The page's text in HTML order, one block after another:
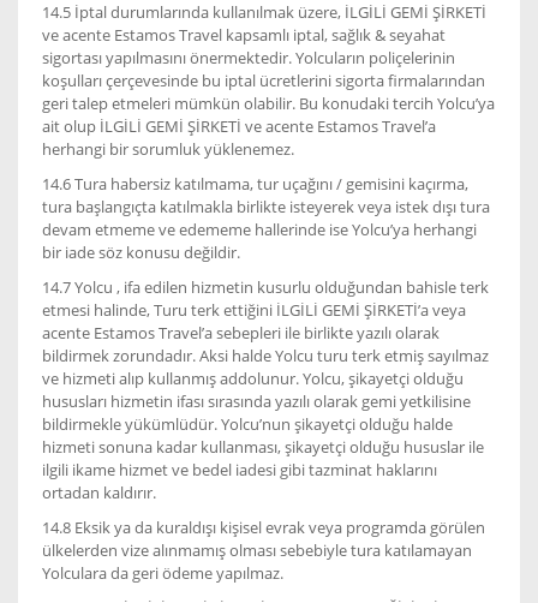
14.5 İptal durumlarında kullanılmak üzere, İLGİLİ GEMİ ŞİRKETİ
ve acente Estamos Travel kapsamlı iptal, sağlık & seyahat
sigortası yapılmasını önermektedir. Yolcuların poliçelerinin
koşulları çerçevesinde bu iptal ücretlerini sigorta firmalarından
geri talep etmeleri mümkün olabilir. Bu konudaki tercih Yolcu’ya
ait olup İLGİLİ GEMİ ŞİRKETİ ve acente Estamos Travel’a
herhangi bir sorumluk yüklenemez.
14.6 Tura habersiz katılmama, tur uçağını / gemisini kaçırma,
tura başlangıçta katılmakla birlikte isteyerek veya istek dışı tura
devam etmeme ve edememe hallerinde ise Yolcu’ya herhangi
bir iade söz konusu değildir.
14.7 Yolcu , ifa edilen hizmetin kusurlu olduğundan bahisle terk
etmesi halinde, Turu terk ettiğini İLGİLİ GEMİ ŞİRKETİ’a veya
acente Estamos Travel’a sebepleri ile birlikte yazılı olarak
bildirmek zorundadır. Aksi halde Yolcu turu terk etmiş sayılmaz
ve hizmeti alıp kullanmış addolunur. Yolcu, şikayetçi olduğu
hususları hizmetin ifası sırasında yazılı olarak gemi yetkilisine
bildirmekle yükümlüdür. Yolcu’nun şikayetçi olduğu halde
hizmeti sonuna kadar kullanması, şikayetçi olduğu hususlar ile
ilgili ikame hizmet ve bedel iadesi gibi tazminat haklarını
ortadan kaldırır.
14.8 Eksik ya da kuraldışı kişisel evrak veya programda görülen
ülkelerden vize alınmamış olması sebebiyle tura katılamayan
Yolculara da geri ödeme yapılmaz.